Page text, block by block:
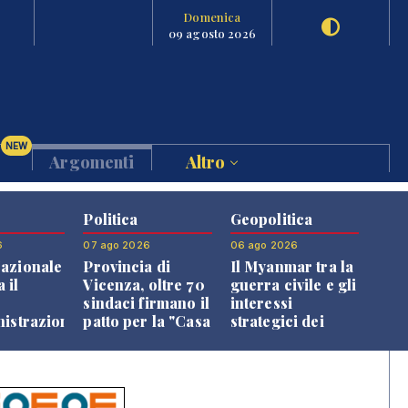
Domenica
09 agosto 2026
NEW
Argomenti Altro
il
Politica
07 ago 2026
Provincia di
Vicenza, oltre 70
sindaci firmano il
patto per la "Casa
Geopolitica
06 ago 2026
Il Myanmar tra la
guerra civile e gli
interessi
strategici dei